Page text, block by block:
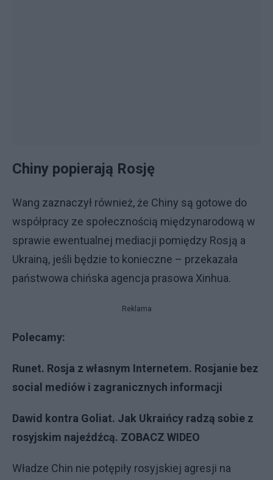
Chiny popierają Rosję
Wang zaznaczył również, że Chiny są gotowe do
współpracy ze społecznością międzynarodową w
sprawie ewentualnej mediacji pomiędzy Rosją a
Ukrainą, jeśli będzie to konieczne – przekazała
państwowa chińska agencja prasowa Xinhua.
Reklama
Polecamy:
Runet. Rosja z własnym Internetem. Rosjanie bez
social mediów i zagranicznych informacji
Dawid kontra Goliat. Jak Ukraińcy radzą sobie z
rosyjskim najeźdźcą. ZOBACZ WIDEO
Władze Chin nie potępiły rosyjskiej agresji na